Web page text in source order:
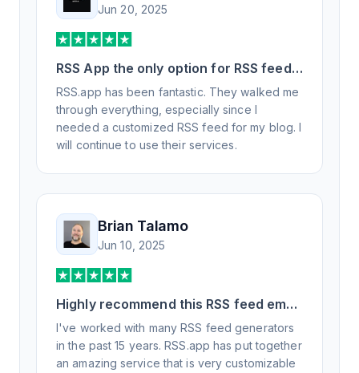
Jun 20, 2025
RSS App the only option for RSS feed
generation
RSS.app has been fantastic. They walked me
through everything, especially since I
needed a customized RSS feed for my blog. I
will continue to use their services.
Brian Talamo
Jun 10, 2025
Highly recommend this RSS feed email
/ widget generator service.
I've worked with many RSS feed generators
in the past 15 years. RSS.app has put together
an amazing service that is very customizable